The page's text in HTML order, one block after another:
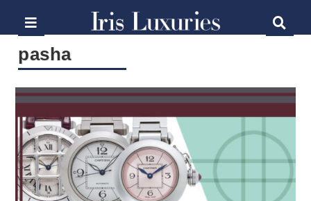
pasha